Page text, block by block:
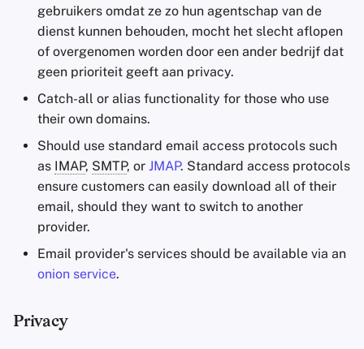
gebruikers omdat ze zo hun agentschap van de
dienst kunnen behouden, mocht het slecht aflopen
of overgenomen worden door een ander bedrijf dat
geen prioriteit geeft aan privacy.
Catch-all or alias functionality for those who use
their own domains.
Should use standard email access protocols such
as IMAP, SMTP, or JMAP. Standard access protocols
ensure customers can easily download all of their
email, should they want to switch to another
provider.
Email provider's services should be available via an
onion service.
Privacy